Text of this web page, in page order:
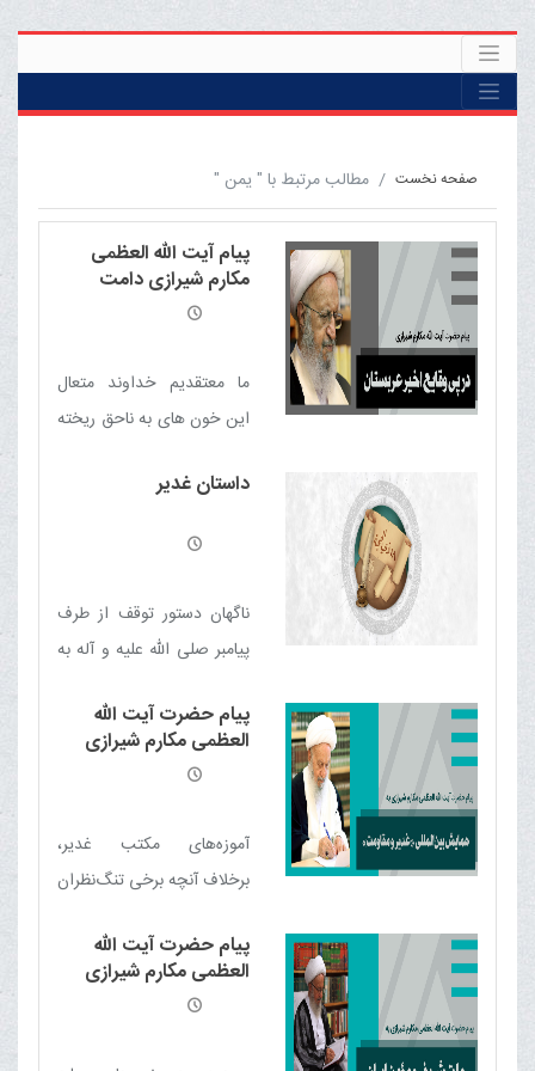
صفحه نخست مطالب مرتبط با " یمن "
پیام آیت الله العظمی
مکارم شیرازی دامت
برکاته در پی وقایع اخیر
ما معتقدیم خداوند متعال
این خون های به ناحق ریخته
افغانستان، پاکستان، یمن،
گذاشت
داستان غدیر
ناگهان دستور توقف از طرف
پيامبر صلى الله عليه و آله به
پیام حضرت آیت الله
العظمی مکارم شیرازی
دامت برکاته به همایش
آموزه‌های مکتب غدیر،
برخلاف آنچه برخی تنگ‌نظران
مهم‌ترین محورهای اجتماع،
همگرایی و وحدت امت
پیام حضرت آیت الله
العظمی مکارم شیرازی
دامت برکاته به ملت